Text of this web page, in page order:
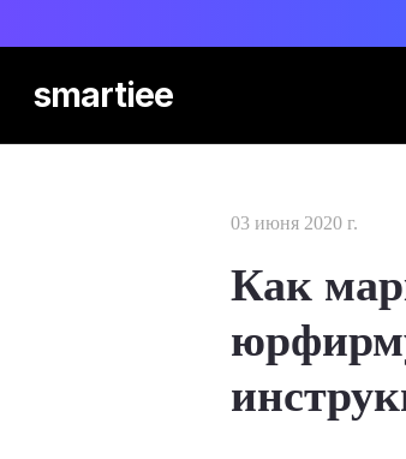
smartiee
03 июня 2020 г.
Как